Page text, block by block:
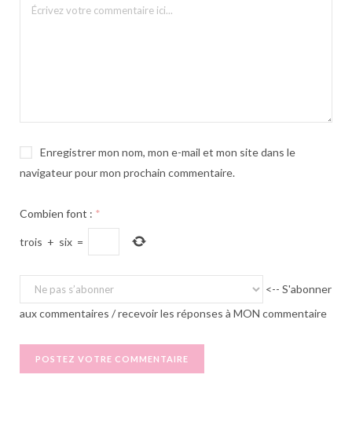
Enregistrer mon nom, mon e-mail et mon site dans le
navigateur pour mon prochain commentaire.
Combien font : *
trois + six =
<-- S'abonner
aux commentaires / recevoir les réponses à MON commentaire